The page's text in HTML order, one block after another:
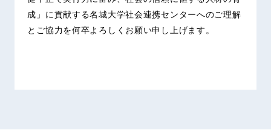
成」に貢献する名城大学社会連携センターへのご理解
とご協力を何卒よろしくお願い申し上げます。